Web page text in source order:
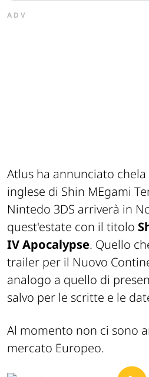
ADV
Atlus ha annunciato
inglese di Shin MEgami
Nintedo 3DS arriverà in
quest'estate con il titolo
IV Apocalypse. Quello
trailer per il Nuovo
analogo a quello di
salvo per le scritte e le
Al momento non ci sono
mercato Europeo.